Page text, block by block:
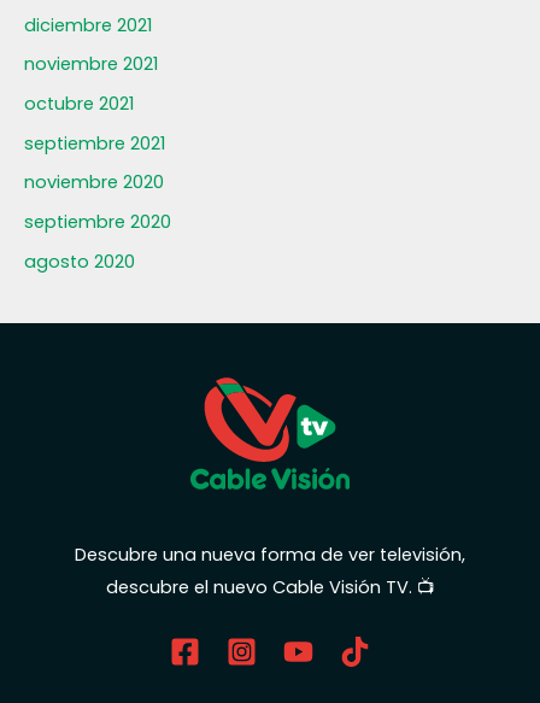
diciembre 2021
noviembre 2021
octubre 2021
septiembre 2021
noviembre 2020
septiembre 2020
agosto 2020
Descubre una nueva forma de ver televisión,
descubre el nuevo Cable Visión TV. 📺